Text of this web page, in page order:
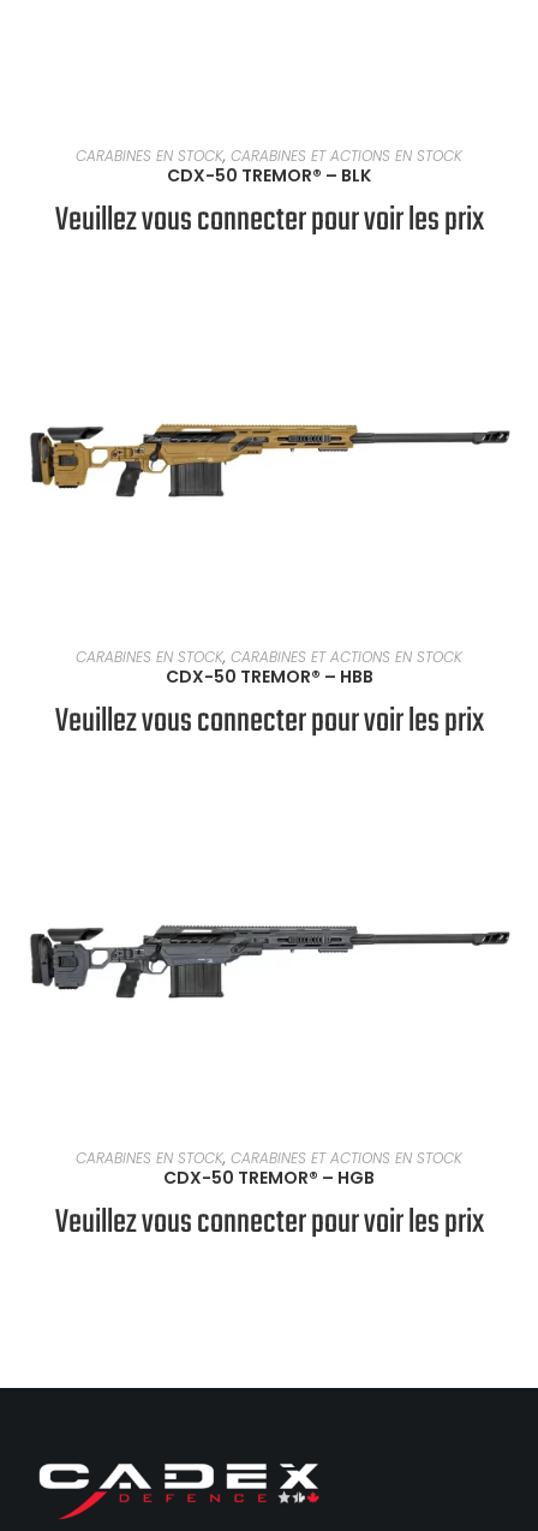
EN SAVOIR PLUS
CARABINES EN STOCK, CARABINES ET ACTIONS EN STOCK
CDX-50 TREMOR® – BLK
Veuillez vous connecter pour voir les prix
EN SAVOIR PLUS
CARABINES EN STOCK, CARABINES ET ACTIONS EN STOCK
CDX-50 TREMOR® – HBB
Veuillez vous connecter pour voir les prix
EN SAVOIR PLUS
CARABINES EN STOCK, CARABINES ET ACTIONS EN STOCK
CDX-50 TREMOR® – HGB
Veuillez vous connecter pour voir les prix